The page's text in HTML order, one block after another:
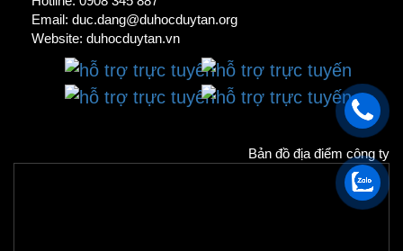
Email: duc.dang@duhocduytan.org
Website: duhocduytan.vn
Bản đồ địa điểm công ty